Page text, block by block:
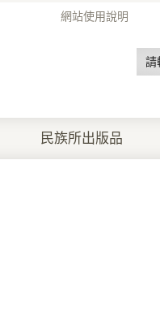
網站使用說明
民族所出版品